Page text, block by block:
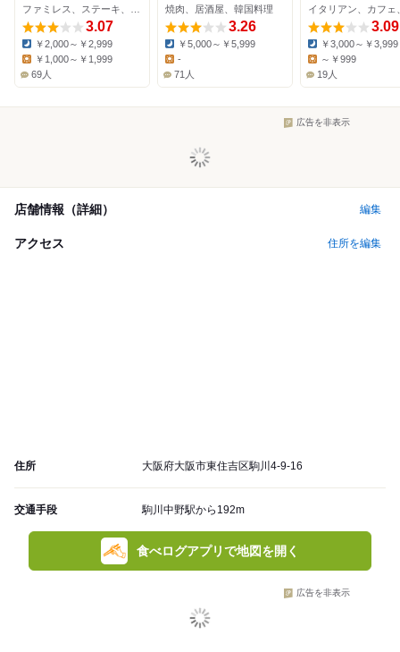
3.07
Dinner:
￥2,000～￥2,999
Lunch:
￥1,000～￥1,999
69人
焼肉、居酒屋、韓国料理
3.26
Dinner:
￥5,000～￥5,999
Lunch:
-
71人
3.09
Dinner:
￥3,000～￥3,999
Lunch:
～￥999
19人
広告を非表示
店舗情報（詳細） 編集
アクセス 住所を編集
住所 大阪府大阪市東住吉区駒川4-9-16
交通手段 駒川中野駅から192m
食べログアプリで地図を開く
広告を非表示